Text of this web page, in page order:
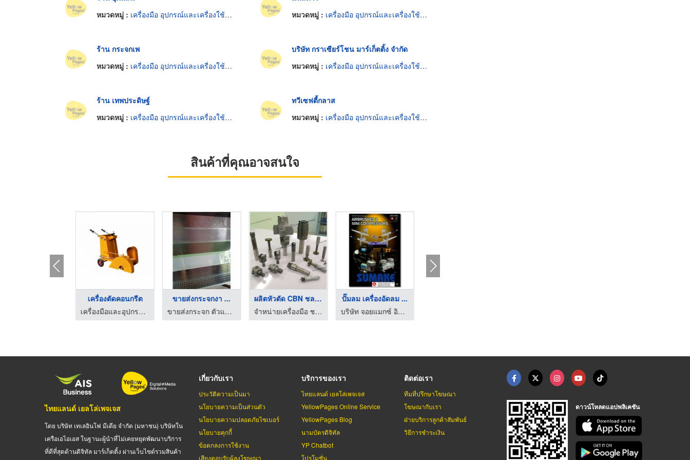
หมวดหมู่ : เครื่องมือ อุปกรณ์และเครื่องใช้ตัดและตกแต่งกระจก
หมวดหมู่ : เครื่องมือ อุปกรณ์และเครื่องใช้ตัดและตกแต่งกระจก
ร้าน กระจกเพ
หมวดหมู่ : เครื่องมือ อุปกรณ์และเครื่องใช้ตัดและตกแต่งกระจก
บริษัท กราเซียร์โชน มาร์เก็ตติ้ง จำกัด
หมวดหมู่ : เครื่องมือ อุปกรณ์และเครื่องใช้ตัดและตกแต่งกระจก
ร้าน เทพประดิษฐ์
หมวดหมู่ : เครื่องมือ อุปกรณ์และเครื่องใช้ตัดและตกแต่งกระจก
ทวีเซฟตี้กลาส
หมวดหมู่ : เครื่องมือ อุปกรณ์และเครื่องใช้ตัดและตกแต่งกระจก
สินค้าที่คุณอาจสนใจ
ผลิตหัวตัด CBN ชลบุร ...
จำหน่ายเครื่องมือ ชลบุรี เคพี พรีซิชั่น ทูลส์
ปั๊มลม เครื่องอัดลม ...
บริษัท จอยแมกซ์ อินเตอร์เนชั่นแนล จำกัด
เครื่องตัดคอนกรีต
เครื่องมือและอุปกรณ์ก่อสร้าง แคนตั้น เทรดดิ้ง
​​​​​​​ขายส่งกระจกงา ...
ขายส่งกระจก ตัวแทนจำหน่ายAGC - ก้าวฮงการกระจก
ไทยแลนด์ เยลโล่เพจเจส
โดย บริษัท เทเลอินโฟ มีเดีย จำกัด (มหาชน) บริษัทใน
เครือเอไอเอส ในฐานะผู้นำที่ไม่เคยหยุดพัฒนาบริการ
ที่ดีที่สุดด้านดิจิทัล มาร์เก็ตติ้ง ผ่านเว็บไซต์รวมสินค้า
เกี่ยวกับเรา
ประวัติความเป็นมา
นโยบายความเป็นส่วนตัว
นโยบายความปลอดภัยไซเบอร์
นโยบายคุกกี้
ข้อตกลงการใช้งาน
เสียงตอบรับผู้ลงโฆษณา
บริการของเรา
ไทยแลนด์ เยลโล่เพจเจส
YellowPages Online Service
YellowPages Blog
นามบัตรดิจิทัล
YP Chatbot
โปรโมชั่น
ติดต่อเรา
ทีมที่ปรึกษาโฆษณา
โฆษณากับเรา
ฝ่ายบริการลูกค้าสัมพันธ์
วิธีการชำระเงิน
ดาวน์โหลดแอปพลิเคชัน